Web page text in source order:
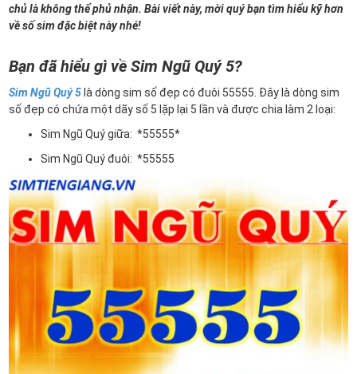
chủ là không thể phủ nhận. Bài viết này, mời quý bạn tìm hiểu kỹ hơn
về số sim đặc biệt này nhé!
Bạn đã hiểu gì về Sim Ngũ Quý 5?
Sim Ngũ Quý 5 là dòng sim số đẹp có đuôi 55555. Đây là dòng sim
số đẹp có chứa một dãy số 5 lặp lại 5 lần và được chia làm 2 loại:
Sim Ngũ Quý giữa: *55555*
Sim Ngũ Quý đuôi: *55555